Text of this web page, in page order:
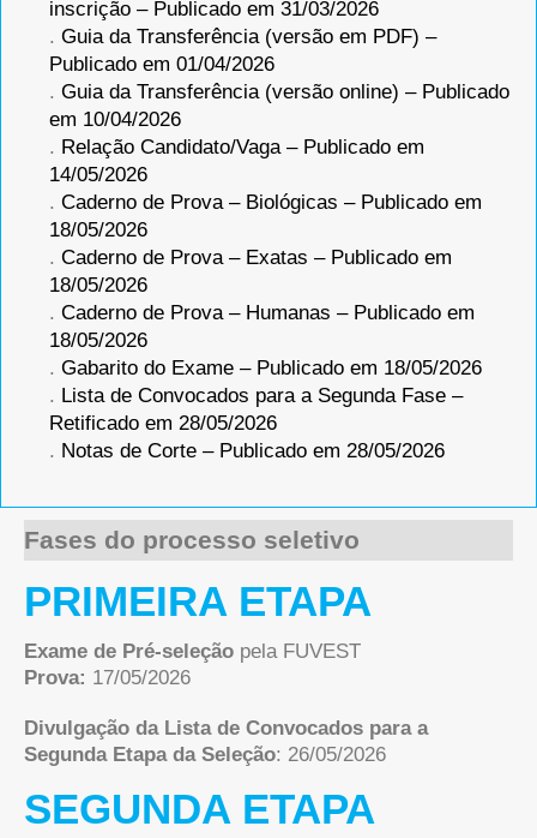
inscrição – Publicado em 31/03/2026
. Guia da Transferência (versão em PDF) –
Publicado em 01/04/2026
. Guia da Transferência (versão online) – Publicado
em 10/04/2026
. Relação Candidato/Vaga – Publicado em
14/05/2026
. Caderno de Prova – Biológicas – Publicado em
18/05/2026
. Caderno de Prova – Exatas – Publicado em
18/05/2026
. Caderno de Prova – Humanas – Publicado em
18/05/2026
. Gabarito do Exame – Publicado em 18/05/2026
. Lista de Convocados para a Segunda Fase –
Retificado em 28/05/2026
. Notas de Corte – Publicado em 28/05/2026
Fases do processo seletivo
PRIMEIRA ETAPA
Exame de Pré-seleção pela FUVEST
Prova: 17/05/2026
Divulgação da Lista de Convocados para a
Segunda Etapa da Seleção: 26/05/2026
SEGUNDA ETAPA